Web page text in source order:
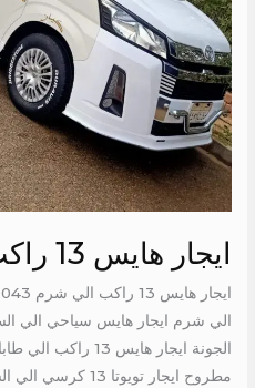
ايجار هايس 13 راكب الي شرم
مطروح ايجار